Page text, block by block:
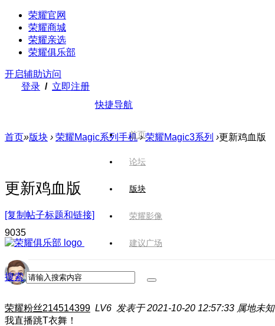
荣耀官网
荣耀商城
荣耀亲选
荣耀俱乐部
开启辅助访问
登录 / 立即注册
快捷导航
首页
论坛
版块
荣耀影像
建议广场
搜索
首页»版块 › 荣耀Magic系列手机 › 荣耀Magic3系列 ›更新鸡血版
更新鸡血版
[复制帖子标题和链接]
9035
荣耀粉丝214514399 LV6 发表于 2021-10-20 12:57:33 属地未知
我直播跳T衣舞！